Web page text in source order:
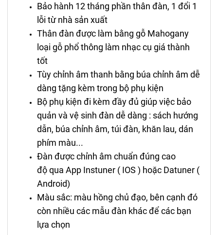
Bảo hành 12 tháng phần thân đàn, 1 đổi 1
lỗi từ nhà sản xuất
Thân đàn được làm bằng gỗ Mahogany
loại gỗ phổ thông làm nhạc cụ giá thành
tốt
Tùy chỉnh âm thanh bằng búa chỉnh âm dễ
dàng tặng kèm trong bộ phụ kiện
Bộ phụ kiện đi kèm đầy đủ giúp việc bảo
quản và vệ sinh đàn dễ dàng : sách hướng
dẫn, búa chỉnh âm, túi đàn, khăn lau, dán
phím màu...
Đàn được chỉnh âm chuẩn đúng cao
độ qua App Instuner ( IOS ) hoặc Datuner (
Android)
Màu sắc: màu hồng chủ đạo, bên cạnh đó
còn nhiều các mẫu đàn khác để các bạn
lựa chọn